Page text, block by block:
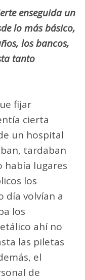
enseguida un
lo más básico,
los bancos,
tanto
fijar
cierta
un hospital
tardaban
había lugares
los
día volvían a
los
ahí no
las piletas
el
de